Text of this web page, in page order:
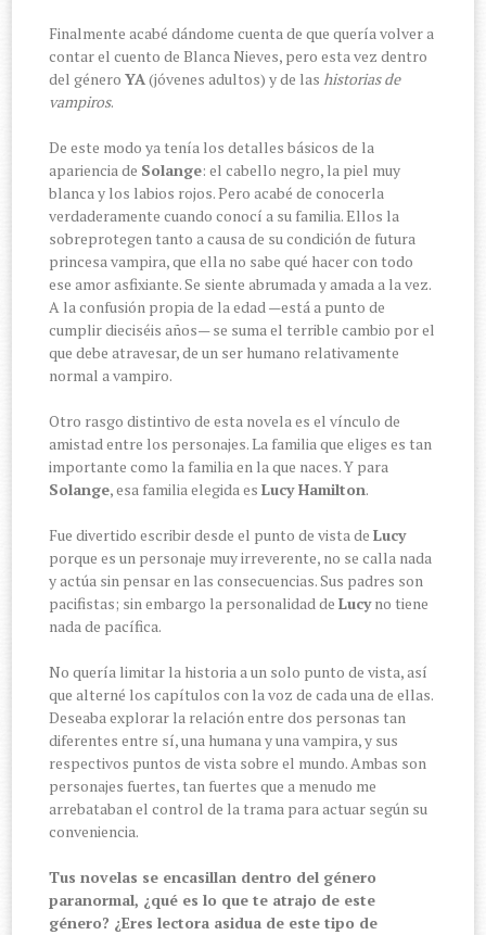
Finalmente acabé dándome cuenta de que quería volver a
contar el cuento de Blanca Nieves, pero esta vez dentro
del géneroYA(jóvenes adultos) y de lashistorias de
vampiros.
De este modo ya tenía los detalles básicos de la
apariencia de Solange: el cabello negro, la piel muy
blanca y los labios rojos. Pero acabé de conocerla
verdaderamente cuando conocí a su familia. Ellos la
sobreprotegen tanto a causa de su condición de futura
princesa vampira, que ella no sabe qué hacer con todo
ese amor asfixiante. Se siente abrumada y amada a la vez.
A la confusión propia de la edad —está a punto de
cumplir dieciséis años— se suma el terrible cambio por el
que debe atravesar, de un ser humano relativamente
normal a vampiro.
Otro rasgo distintivo de esta novela es el vínculo de
amistad entre los personajes. La familia que eliges es tan
importante como la familia en la que naces. Y para
Solange, esa familia elegida esLucy Hamilton.
Fue divertido escribir desde el punto de vista deLucy
porque es un personaje muy irreverente, no se calla nada
y actúa sin pensar en las consecuencias. Sus padres son
pacifistas; sin embargo la personalidad deLucyno tiene
nada de pacífica.
No quería limitar la historia a un solo punto de vista, así
que alterné los capítulos con la voz de cada una de ellas.
Deseaba explorar la relación entre dos personas tan
diferentes entre sí, una humana y una vampira, y sus
respectivos puntos de vista sobre el mundo. Ambas son
personajes fuertes, tan fuertes que a menudo me
arrebataban el control de la trama para actuar según su
conveniencia.
Tus novelas se encasillan dentro del género
paranormal, ¿qué es lo que te atrajo de este
género? ¿Eres lectora asidua de este tipo de